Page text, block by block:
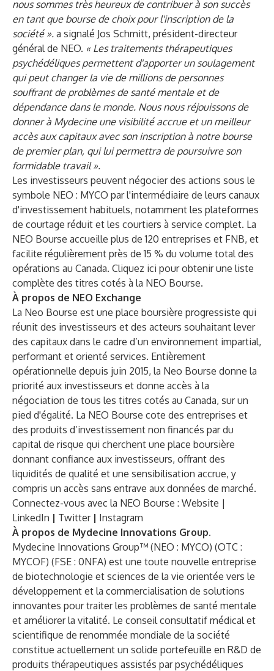
nous sommes très heureux de contribuer à son succès
en tant que bourse de choix pour l'inscription de la
société ». a signalé Jos Schmitt, président-directeur
général de NEO. « Les traitements thérapeutiques
psychédéliques permettent d'apporter un soulagement
qui peut changer la vie de millions de personnes
souffrant de problèmes de santé mentale et de
dépendance dans le monde. Nous nous réjouissons de
donner à Mydecine une visibilité accrue et un meilleur
accès aux capitaux avec son inscription à notre bourse
de premier plan, qui lui permettra de poursuivre son
formidable travail ».
Les investisseurs peuvent négocier des actions sous le
symbole NEO : MYCO par l'intermédiaire de leurs canaux
d'investissement habituels, notamment les plateformes
de courtage réduit et les courtiers à service complet. La
NEO Bourse accueille plus de 120 entreprises et FNB, et
facilite régulièrement près de 15 % du volume total des
opérations au Canada. Cliquez ici pour obtenir une liste
complète des titres cotés à la NEO Bourse.
À propos de NEO Exchange
La Neo Bourse est une place boursière progressiste qui
réunit des investisseurs et des acteurs souhaitant lever
des capitaux dans le cadre d’un environnement impartial,
performant et orienté services. Entièrement
opérationnelle depuis juin 2015, la Neo Bourse donne la
priorité aux investisseurs et donne accès à la
négociation de tous les titres cotés au Canada, sur un
pied d'égalité. La NEO Bourse cote des entreprises et
des produits d’investissement non financés par du
capital de risque qui cherchent une place boursière
donnant confiance aux investisseurs, offrant des
liquidités de qualité et une sensibilisation accrue, y
compris un accès sans entrave aux données de marché.
Connectez-vous avec la NEO Bourse : Website |
LinkedIn | Twitter | Instagram
À propos de Mydecine Innovations Group.
Mydecine Innovations Group™ (NEO : MYCO) (OTC :
MYCOF) (FSE : 0NFA) est une toute nouvelle entreprise
de biotechnologie et sciences de la vie orientée vers le
développement et la commercialisation de solutions
innovantes pour traiter les problèmes de santé mentale
et améliorer la vitalité. Le conseil consultatif médical et
scientifique de renommée mondiale de la société
constitue actuellement un solide portefeuille en R&D de
produits thérapeutiques assistés par psychédéliques